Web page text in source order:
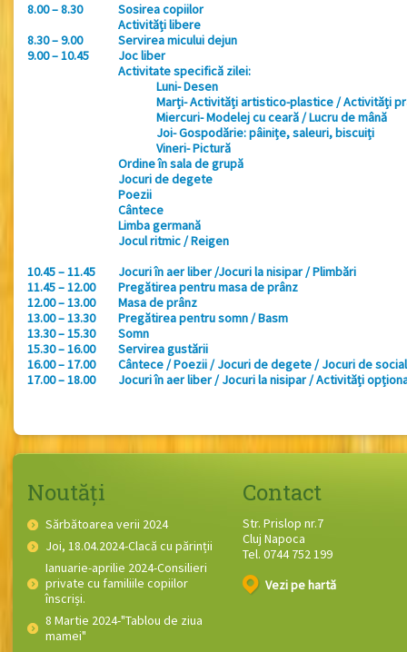
8.00 – 8.30
Sosirea copiilor
Activități libere
8.30 – 9.00
Servirea micului dejun
9.00 – 10.45
Joc liber
Activitate specifică zilei:
Luni- Desen
Marți- Activități artistico-plastice / Activități
Miercuri- Modelej cu ceară / Lucru de mână
Joi- Gospodărie: pâinițe, saleuri, biscuiți
Vineri- Pictură
Ordine în sala de grupă
Jocuri de degete
Poezii
Cântece
Limba germană
Jocul ritmic / Reigen
10.45 – 11.45
Jocuri în aer liber /Jocuri la nisipar / Plimbări
11.45 – 12.00
Pregătirea pentru masa de prânz
12.00 – 13.00
Masa de prânz
13.00 – 13.30
Pregătirea pentru somn / Basm
13.30 – 15.30
Somn
15.30 – 16.00
Servirea gustării
16.00 – 17.00
Cântece / Poezii / Jocuri de degete / Jocuri de
17.00 – 18.00
Jocuri în aer liber / Jocuri la nisipar / Activități
Noutăți
Sărbătoarea verii 2024
Joi, 18.04.2024-Clacă cu părinții
Ianuarie-aprilie 2024-Consilieri
private cu familiile copiilor
înscriși.
8 Martie 2024-"Tablou de ziua
mamei"
Contact
Str. Prislop nr.7
Cluj Napoca
Tel. 0744 752 199
Vezi pe hartă